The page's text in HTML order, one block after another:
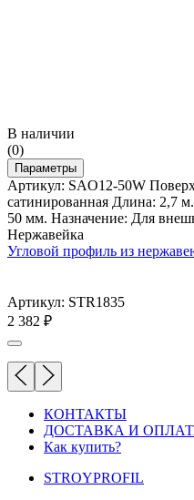
В наличии
(0)
Параметры
Артикул: SAO12-50W
сатинированная Длина: 2,7
50 мм. Назначение: Для
Нержавейка
Угловой профиль из
Артикул: STR1835
2 382 ₽
КОНТАКТЫ
ДОСТАВКА И
Как купить?
STROYPROFIL